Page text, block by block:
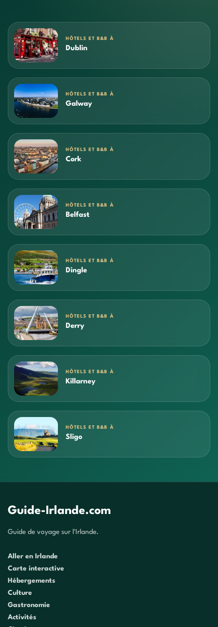
HÔTELS ET B&B À
Dublin
HÔTELS ET B&B À
Galway
HÔTELS ET B&B À
Cork
HÔTELS ET B&B À
Belfast
HÔTELS ET B&B À
Dingle
HÔTELS ET B&B À
Derry
HÔTELS ET B&B À
Killarney
HÔTELS ET B&B À
Sligo
Guide-Irlande.com
Guide de voyage sur l'Irlande.
Aller en Irlande
Carte interactive
Hébergements
Culture
Gastronomie
Activités